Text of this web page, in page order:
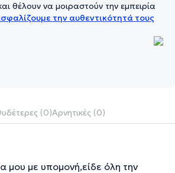
θέλουν να μοιραστούν την εμπειρία
την αυθεντικότητά τους
(0)Αρνητικές (0)
μου με υπομονή,είδε όλη την